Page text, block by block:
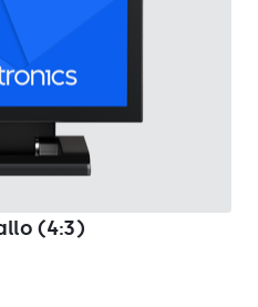
(4:3)